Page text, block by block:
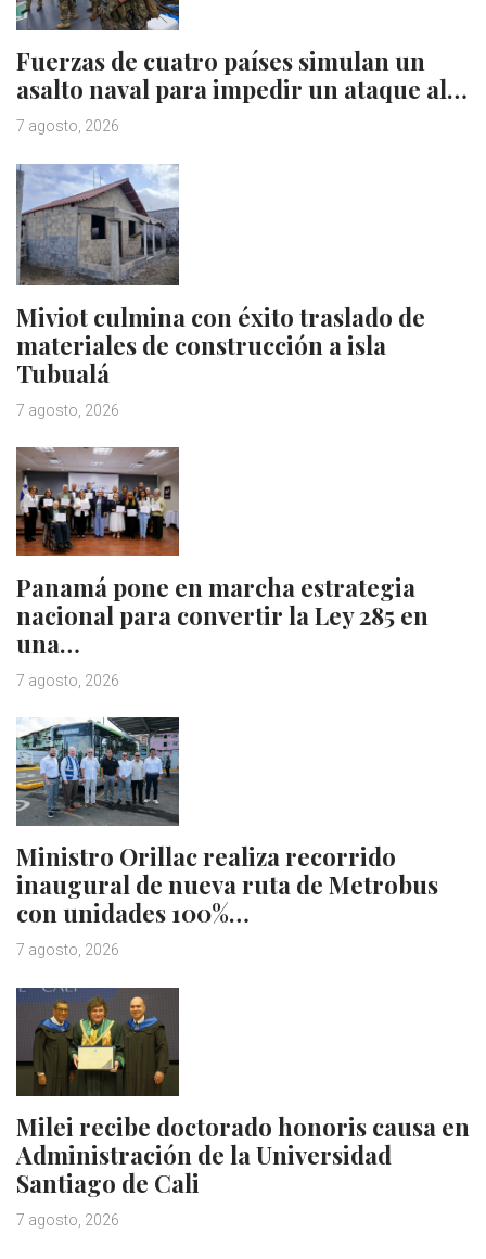
Fuerzas de cuatro países simulan un
asalto naval para impedir un ataque al…
7 agosto, 2026
Miviot culmina con éxito traslado de
materiales de construcción a isla
Tubualá
7 agosto, 2026
Panamá pone en marcha estrategia
nacional para convertir la Ley 285 en
una…
7 agosto, 2026
Ministro Orillac realiza recorrido
inaugural de nueva ruta de Metrobus
con unidades 100%…
7 agosto, 2026
Milei recibe doctorado honoris causa en
Administración de la Universidad
Santiago de Cali
7 agosto, 2026